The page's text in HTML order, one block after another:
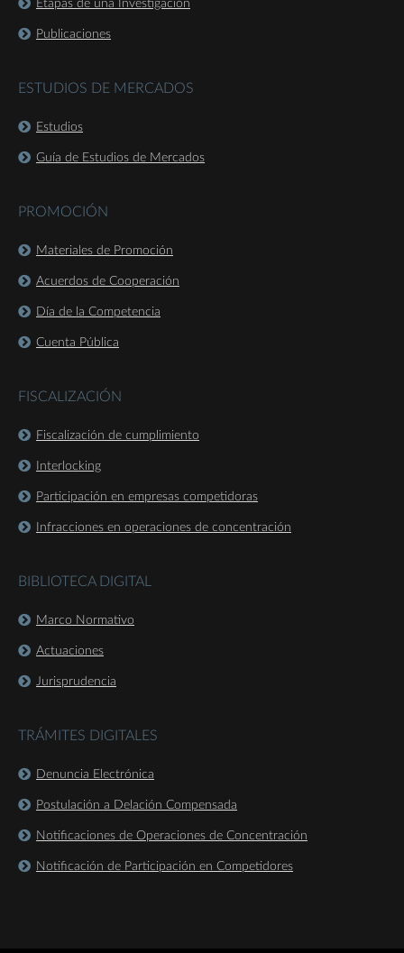
Etapas de una Investigación
Publicaciones
ESTUDIOS DE MERCADOS
Estudios
Guía de Estudios de Mercados
PROMOCIÓN
Materiales de Promoción
Acuerdos de Cooperación
Día de la Competencia
Cuenta Pública
FISCALIZACIÓN
Fiscalización de cumplimiento
Interlocking
Participación en empresas competidoras
Infracciones en operaciones de concentración
BIBLIOTECA DIGITAL
Marco Normativo
Actuaciones
Jurisprudencia
TRÁMITES DIGITALES
Denuncia Electrónica
Postulación a Delación Compensada
Notificaciones de Operaciones de Concentración
Notificación de Participación en Competidores